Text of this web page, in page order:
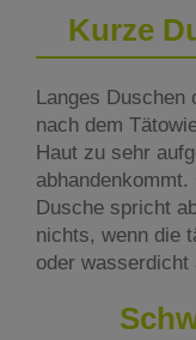
Kurze
Langes Duschen
nach dem
Haut zu sehr
Dusche spricht
nichts, wenn die
oder wasserdicht